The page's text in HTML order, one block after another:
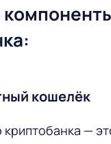
кошелёк
—